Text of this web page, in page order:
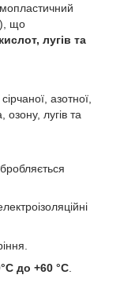
що
лугів та
азотної,
озону, лугів та
до +60 °С